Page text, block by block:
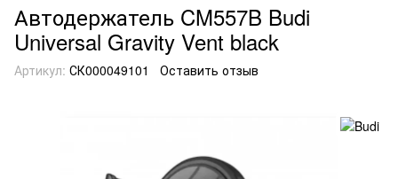
Автодержатель CM557B Budi
Universal Gravity Vent black
Артикул: СК000049101 Оставить отзыв